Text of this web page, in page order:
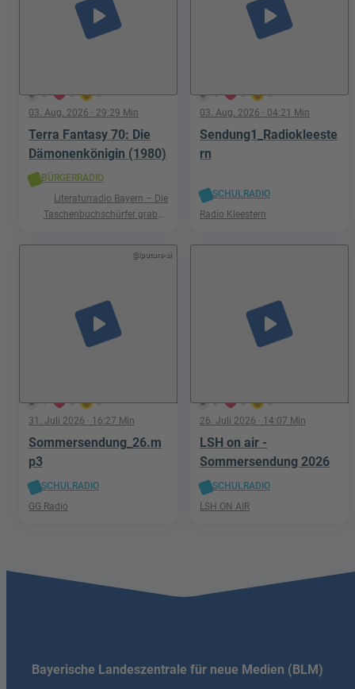
3 0 0
play_arrow
03. Aug. 2026 · 29:29 Min
Terra Fantasy 70: Die
Dämonenkönigin (1980)
BÜRGERRADIO
Literaturradio Bayern – Die
Taschenbuchschürfer graben
Phantastik
4 0 0
play_arrow
03. Aug. 2026 · 04:21 Min
Sendung1_Radiokleeste
rn
SCHULRADIO
Radio Kleestern
@iputure-ai
1 0 0
play_arrow
31. Juli 2026 · 16:27 Min
Sommersendung_26.m
p3
SCHULRADIO
GG Radio
2 3 0
play_arrow
26. Juli 2026 · 14:07 Min
LSH on air -
Sommersendung 2026
SCHULRADIO
LSH ON AIR
Bayerische Landeszentrale für neue Medien (BLM)